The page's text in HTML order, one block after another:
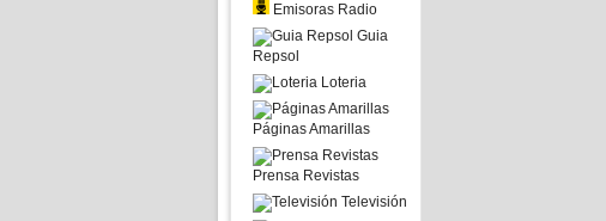
Emisoras Radio
Guia
Repsol
Loteria
Páginas Amarillas
Prensa Revistas
Televisión